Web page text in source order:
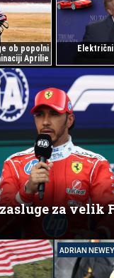
ob popolni
Aprilie
za velik
ADRIAN NEWEY